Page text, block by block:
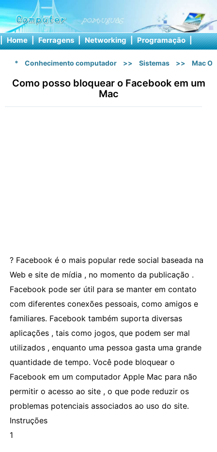
| Home | Ferragens | Networking | Programação |
* Conhecimento computador >> Sistemas >> Mac OS
Como posso bloquear o Facebook em um
Mac
? Facebook é o mais popular rede social baseada na
Web e site de mídia , no momento da publicação .
Facebook pode ser útil para se manter em contato
com diferentes conexões pessoais, como amigos e
familiares. Facebook também suporta diversas
aplicações , tais como jogos, que podem ser mal
utilizados , enquanto uma pessoa gasta uma grande
quantidade de tempo. Você pode bloquear o
Facebook em um computador Apple Mac para não
permitir o acesso ao site , o que pode reduzir os
problemas potenciais associados ao uso do site.
Instruções
1